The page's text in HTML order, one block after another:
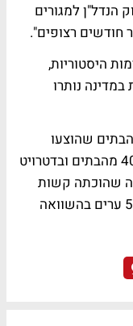
הנדל"ן למגורים
רצופים".
היסטוריות,
הגדולות במדינה נותרו
נחתכו המחירים ב-43% מהבתים שהוצעו
למכירה, במילווקי נחתכו המחירים ב-40% מהבתים ובדטרויט
שהוכתה קשות
במשבר, ניכר שיפור ברמות המחירים ב-5 ערים בהשוואה